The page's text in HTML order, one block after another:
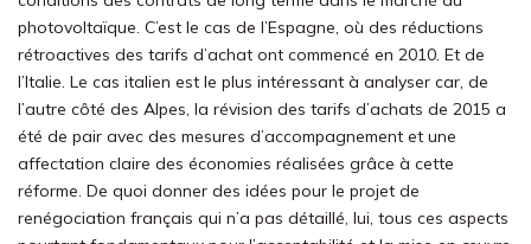
photovoltaïque. C’est le cas de l’Espagne, où des réductions
rétroactives des tarifs d’achat ont commencé en 2010. Et de
l’Italie. Le cas italien est le plus intéressant à analyser car, de
l’autre côté des Alpes, la révision des tarifs d’achats de 2015 a
été de pair avec des mesures d’accompagnement et une
affectation claire des économies réalisées grâce à cette
réforme. De quoi donner des idées pour le projet de
renégociation français qui n’a pas détaillé, lui, tous ces aspects